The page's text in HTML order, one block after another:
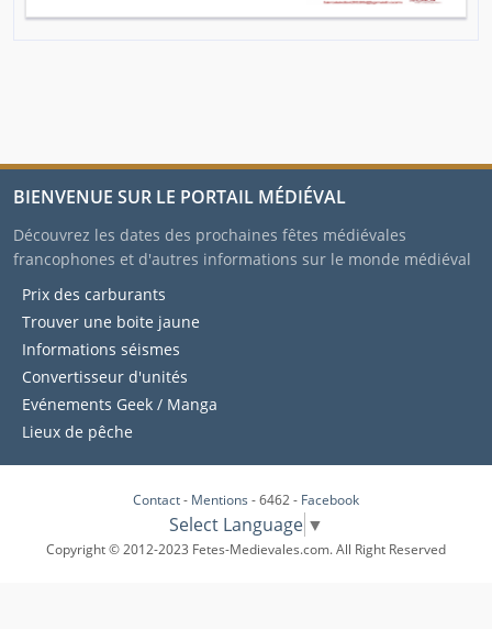
BIENVENUE SUR LE PORTAIL MÉDIÉVAL
Découvrez les dates des prochaines fêtes médiévales
francophones et d'autres informations sur le monde médiéval
Prix des carburants
Trouver une boite jaune
Informations séismes
Convertisseur d'unités
Evénements Geek / Manga
Lieux de pêche
Contact- Mentions - 6462 - Facebook
Select Language ▼
Copyright © 2012-2023 Fetes-Medievales.com. All Right Reserved